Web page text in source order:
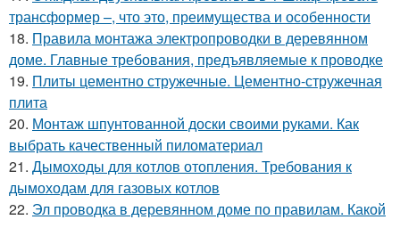
трансформер –, что это, преимущества и особенности
18. Правила монтажа электропроводки в деревянном
доме. Главные требования, предъявляемые к проводке
19. Плиты цементно стружечные. Цементно-стружечная
плита
20. Монтаж шпунтованной доски своими руками. Как
выбрать качественный пиломатериал
21. Дымоходы для котлов отопления. Требования к
дымоходам для газовых котлов
22. Эл проводка в деревянном доме по правилам. Какой